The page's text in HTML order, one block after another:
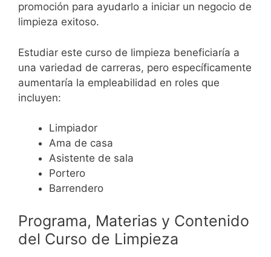
promoción para ayudarlo a iniciar un negocio de
limpieza exitoso.
Estudiar este curso de limpieza beneficiaría a
una variedad de carreras, pero específicamente
aumentaría la empleabilidad en roles que
incluyen:
Limpiador
Ama de casa
Asistente de sala
Portero
Barrendero
Programa, Materias y Contenido
del Curso de Limpieza